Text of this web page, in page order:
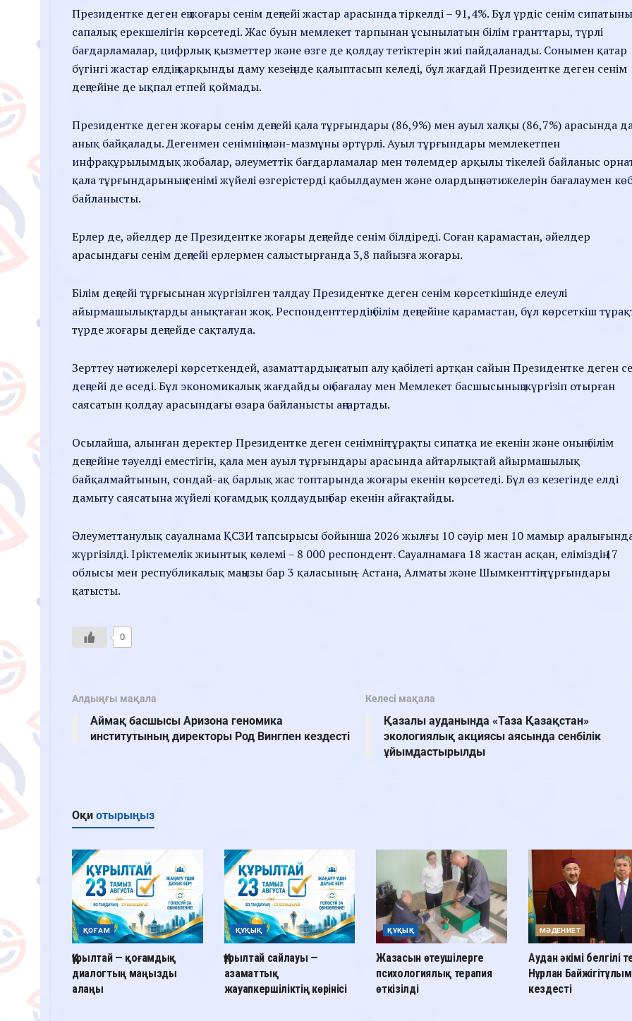
Президентке деген ең жоғары сенім деңгейі жастар арасында тіркелді – 91,4%. Бұл үрдіс сенім сипатының
сапалық ерекшелігін көрсетеді. Жас буын мемлекет тарпынан ұсынылатын білім гранттары, түрлі
бағдарламалар, цифрлық қызметтер және өзге де қолдау тетіктерін жиі пайдаланады. Сонымен қатар
бүгінгі жастар елдің қарқынды даму кезеңінде қалыптасып келеді, бұл жағдай Президентке деген сенім
деңгейіне де ықпал етпей қоймады.
Президентке деген жоғары сенім деңгейі қала тұрғындары (86,9%) мен ауыл халқы (86,7%) арасында
анық байқалады. Дегенмен сенімнің мән-мазмұны әртүрлі. Ауыл тұрғындары мемлекетпен
инфрақұрылымдық жобалар, әлеуметтік бағдарламалар мен төлемдер арқылы тікелей байланыс
қала тұрғындарының сенімі жүйелі өзгерістерді қабылдаумен және олардың нәтижелерін бағалаумен
байланысты.
Ерлер де, әйелдер де Президентке жоғары деңгейде сенім білдіреді. Соған қарамастан, әйелдер
арасындағы сенім деңгейі ерлермен салыстырғанда 3,8 пайызға жоғары.
Білім деңгейі тұрғысынан жүргізілген талдау Президентке деген сенім көрсеткішінде елеулі
айырмашылықтарды анықтаған жоқ. Респонденттердің білім деңгейіне қарамастан, бұл көрсеткіш
түрде жоғары деңгейде сақталуда.
Зерттеу нәтижелері көрсеткендей, азаматтардың сатып алу қабілеті артқан сайын Президентке деген
деңгейі де өседі. Бұл экономикалық жағдайды оң бағалау мен Мемлекет басшысының жүргізіп отырған
саясатын қолдау арасындағы өзара байланысты аңғартады.
Осылайша, алынған деректер Президентке деген сенімнің тұрақты сипатқа ие екенін және оның білім
деңгейіне тәуелді еместігін, қала мен ауыл тұрғындары арасында айтарлықтай айырмашылық
байқалмайтынын, сондай-ақ барлық жас топтарында жоғары екенін көрсетеді. Бұл өз кезегінде елді
дамыту саясатына жүйелі қоғамдық қолдаудың бар екенін айғақтайды.
Әлеуметтанулық сауалнама ҚСЗИ тапсырысы бойынша 2026 жылғы 10 сәуір мен 10 мамыр
жүргізілді. Іріктемелік жиынтық көлемі – 8 000 респондент. Сауалнамаға 18 жастан асқан, еліміздің 17
облысы мен республикалық маңызы бар 3 қаласының – Астана, Алматы және Шымкенттің тұрғындары
қатысты.
0
Алдыңғы мақала
Аймақ басшысы Аризона геномика
институтының директоры Род Вингпен кездесті
Келесі мақала
Қазалы ауданында «Таза Қазақстан»
экологиялық акциясы аясында сенбілік
ұйымдастырылды
Оқи отырыңыз
ҚОҒАМ
Құрылтай — қоғамдық
диалогтың маңызды
алаңы
ҚҰҚЫҚ
Құрылтай сайлауы —
азаматтық
жауапкершіліктің көрінісі
ҚҰҚЫҚ
Жазасын өтеушілерге
психологиялық терапия
өткізілді
МӘДЕНИЕТ
Аудан әкімі белгілі
Нұрлан
кездесті